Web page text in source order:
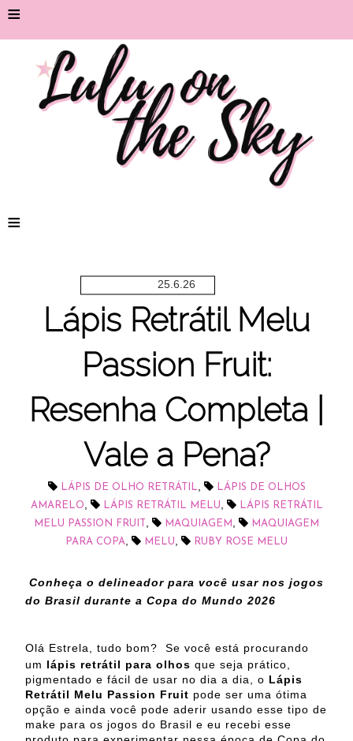
≡
≡
25.6.26
Lápis Retrátil Melu
Passion Fruit:
Resenha Completa |
Vale a Pena?
LÁPIS DE OLHO RETRÁTIL,
LÁPIS DE OLHOS
AMARELO, LÁPIS RETRÁTIL MELU,
LÁPIS RETRÁTIL
MELU PASSION FRUIT , MAQUIAGEM ,
MAQUIAGEM
PARA COPA, MELU, RUBY ROSE MELU
Conheça o delineador para você usar nos jogos
do Brasil durante a Copa do Mundo 2026
Olá Estrela, tudo bom?
Se você está procurando
um lápis retrátil para olhos que seja prático,
pigmentado e fácil de usar no dia a dia, o Lápis
Retrátil Melu Passion Fruit pode ser uma ótima
opção e ainda você pode aderir usando esse tipo de
make para os jogos do Brasil e eu recebi esse